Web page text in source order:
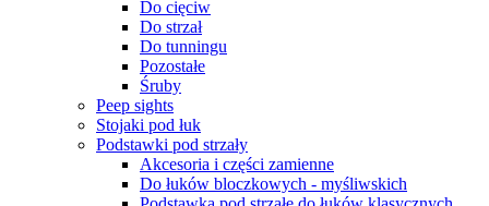
Do cięciw
Do strzał
Do tunningu
Pozostałe
Śruby
Peep sights
Stojaki pod łuk
Podstawki pod strzały
Akcesoria i części zamienne
Do łuków bloczkowych - myśliwskich